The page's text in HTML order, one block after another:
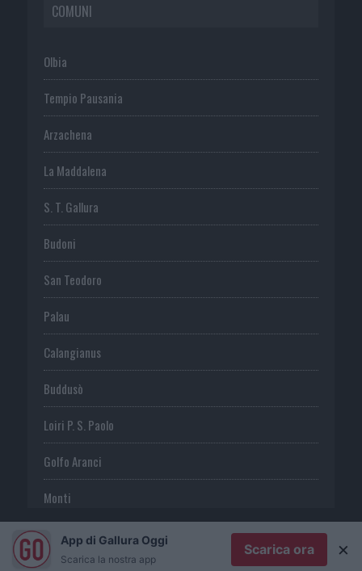
COMUNI
Olbia
Tempio Pausania
Arzachena
La Maddalena
S. T. Gallura
Budoni
San Teodoro
Palau
Calangianus
Buddusò
Loiri P. S. Paolo
Golfo Aranci
Monti
TeltiApp di Gallura Oggi
Scarica la nostra app
Scarica ora ×